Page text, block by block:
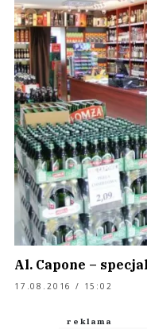
Al. Capone –
17.08.2016 / 15:02